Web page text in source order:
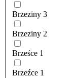
Brzeziny 3
Brzeziny 2
Brześce 1
Brzeźce 1